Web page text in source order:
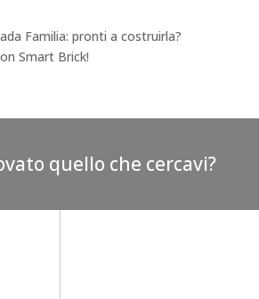
Familia: pronti a costruirla?
Smart Brick!
quello che cercavi?